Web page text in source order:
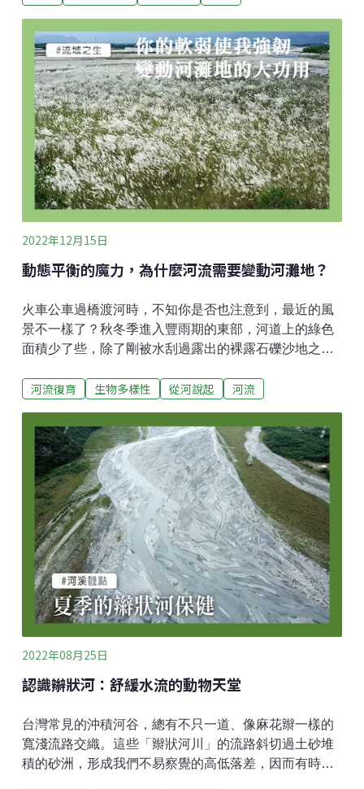
蜿蜒入海。上游和禾水梯田收集取用的溪澗，滋養了水
稻及數百種田間生物之後，透過溢流及田土中的下滲移
動，又回到支流的中游。溪水在中游湍流經自海洋返鄉
的禿頭鯊、鱸鰻、和毛蟹；在石壁潭邊陪戀山的苦花、
纓口鰍嬉戲；流經貢寮淨水場，有大半溪水被攔截沿進
入平原的則被入河覓食的紅槽連著小豆仔一口吞下自來
水管送往基隆。躲過大魚掠食的豆仔，長大肥美時就成
了河口舊社漁民的河鮮。綽號「船長」的龍門吳里長划
著槳大氣不喘地細數家珍：烏魚、黑鯛、花身仔、還有
長相奇特的紡車索。因為雙溪河口灣還匯流了另一條嶐
2022年12月15日
動態平衡的魔力，為什麼河流需要變動河灘地？
火車公車過橋渡河時，不知你是否也注意到，最近的風
景不一樣了？秋冬季進入豐雨期的東部，河道上的綠色
面積少了些，除了剛被水刮過露出的裸露石礫沙地之
有些河床上仍有深綠的樹林，且這些樹林的面積似乎一
意義呢？深綠的樹林，代表著它們能讓腳下的土地穩
定，若是在山坡、或在陸域的平野，有森林緊緊抓牢著
土地都是好事；但在河流裡卻就不一定了！因為河溪是
靠變動維持穩定的環境系統。水少時露出的河灘地，只
要不比流路高太多，在下次下雨時，不用太大的雨量，
就有機會被溢淹過去。有別於山溪那麼明顯受地勢主宰
而向下掏刷的情況，河水在坡度不大的近平原河谷，主
要是藉著左右的微幅蜿蜒旋轉，並在均勻底質的河床上
刮出幾道麻花辮一般的圖案。這也是因為河道上有著鬆
動的礫石沙土，在每次大水的沖刷時會被捲動，因此，
藉著這左擺右蕩、並且攜帶著砂石跑動的
河流復育 生物多樣性 從河說起 河流
2022年08月25日
認識辮狀河：舒緩水流的動物天堂
台灣常見的沖積河谷，總有不只一道、像麻花辮一樣的
寬淺流路交織。這些「辮狀河川」的流路斜切過土砂堆
積的砂洲，形成我們不易察覺的高低落差，因而有時左